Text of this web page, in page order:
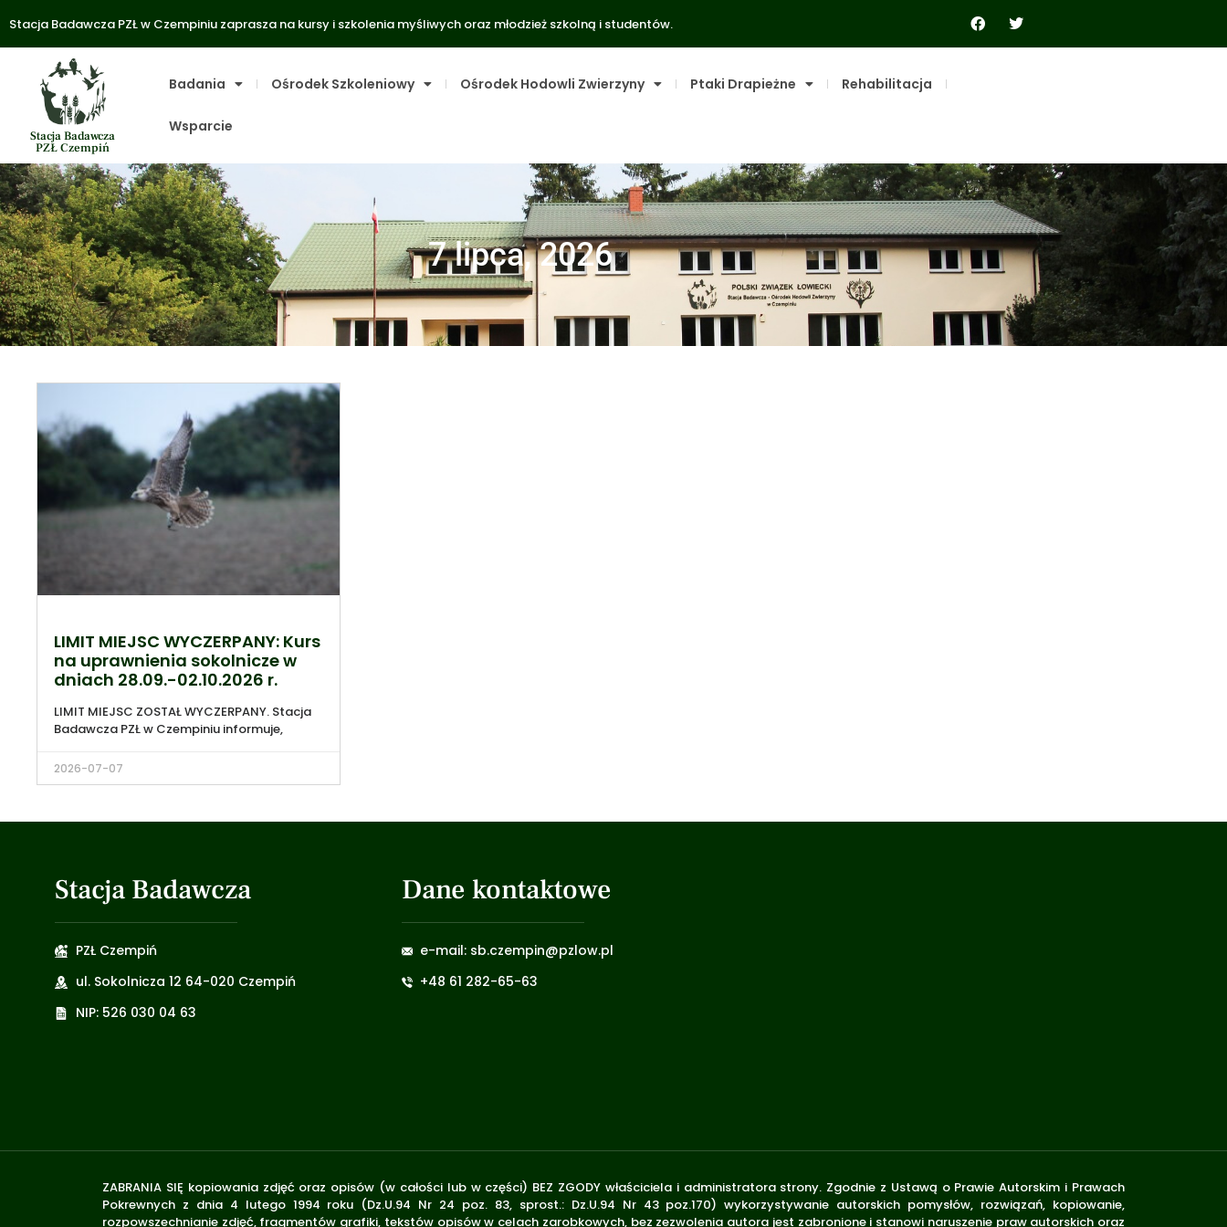
Stacja Badawcza PZŁ w Czempiniu zaprasza na kursy i szkolenia myśliwych oraz młodzież szkolną i studentów.
Stacja Badawcza
PZŁ Czempiń
Badania Ośrodek Szkoleniowy Ośrodek Hodowli Zwierzyny Ptaki Drapieżne Rehabilitacja
Wsparcie
7 lipca, 2026
LIMIT MIEJSC WYCZERPANY: Kurs
na uprawnienia sokolnicze w
dniach 28.09.-02.10.2026 r.
LIMIT MIEJSC ZOSTAŁ WYCZERPANY. Stacja
Badawcza PZŁ w Czempiniu informuje,
2026-07-07
Stacja Badawcza
PZŁ Czempiń
ul. Sokolnicza 12 64-020 Czempiń
NIP: 526 030 04 63
Dane kontaktowe
e-mail: sb.czempin@pzlow.pl
+48 61 282-65-63
ZABRANIA SIĘ kopiowania zdjęć oraz opisów (w całości lub w części) BEZ ZGODY właściciela i administratora strony. Zgodnie z Ustawą o Prawie Autorskim i Prawach
Pokrewnych z dnia 4 lutego 1994 roku (Dz.U.94 Nr 24 poz. 83, sprost.: Dz.U.94 Nr 43 poz.170) wykorzystywanie autorskich pomysłów, rozwiązań, kopiowanie,
rozpowszechnianie zdjęć, fragmentów grafiki, tekstów opisów w celach zarobkowych, bez zezwolenia autora jest zabronione i stanowi naruszenie praw autorskich oraz